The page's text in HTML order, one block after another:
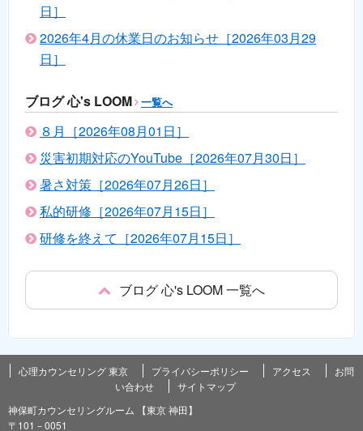
日］
2026年4月の休業日のお知らせ［2026年03月29
日］
ブログ 心's LOOM 一覧へ
８月［2026年08月01日］
災害初期対応のYouTube［2026年07月30日］
暑さ対策［2026年07月26日］
私的研修［2026年07月15日］
研修を終えて［2026年07月15日］
ブログ 心's LOOM 一覧へ
心理カウンセリング 東京 プライバシーポリシー アクセス
お問
い合わせ
サイトマップ
神保町カウンセリングルーム 【東京 神田】
〒101－0051